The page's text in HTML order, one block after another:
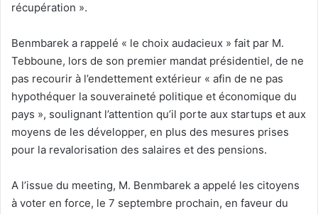
récupération ».
Benmbarek a rappelé « le choix audacieux » fait par M.
Tebboune, lors de son premier mandat présidentiel, de ne
pas recourir à l’endettement extérieur « afin de ne pas
hypothéquer la souveraineté politique et économique du
pays », soulignant l’attention qu’il porte aux startups et aux
moyens de les développer, en plus des mesures prises
pour la revalorisation des salaires et des pensions.
A l’issue du meeting, M. Benmbarek a appelé les citoyens
à voter en force, le 7 septembre prochain, en faveur du